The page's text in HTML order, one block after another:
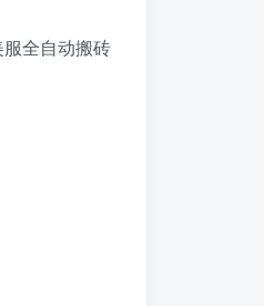
全自动搬砖